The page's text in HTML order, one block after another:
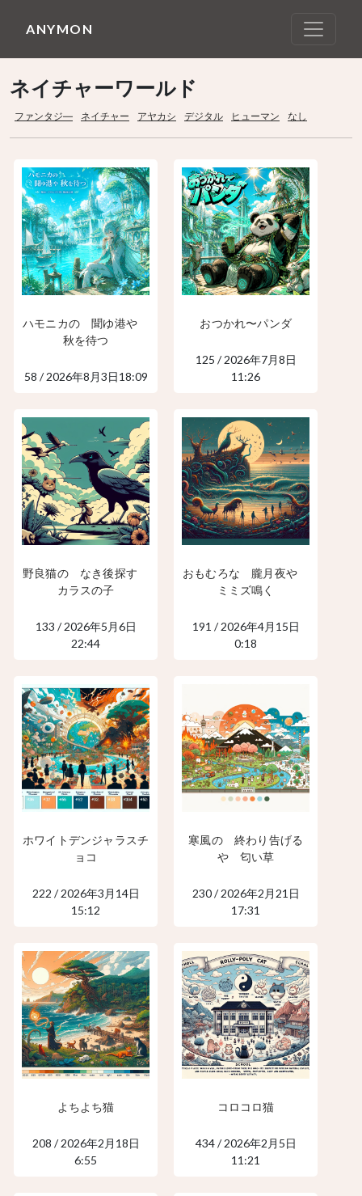
ANYMON
ネイチャーワールド
ファンタジ― ネイチャー アヤカシ デジタル ヒューマン なし
ハモニカの 聞ゆ港や
秋を待つ
58 / 2026年8月3日18:09
おつかれ〜パンダ
125 / 2026年7月8日
11:26
野良猫の なき後探す
カラスの子
133 / 2026年5月6日
22:44
おもむろな 朧月夜や
ミミズ鳴く
191 / 2026年4月15日
0:18
ホワイトデンジャラスチ
ョコ
222 / 2026年3月14日
15:12
寒風の 終わり告げる
や 匂い草
230 / 2026年2月21日
17:31
よちよち猫
208 / 2026年2月18日
6:55
コロコロ猫
434 / 2026年2月5日
11:21